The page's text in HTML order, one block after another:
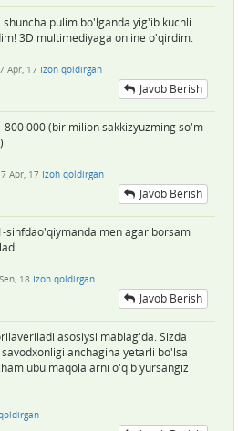
pulim bo'lganda yig'ib kuchli
3D multimediyaga online o'qirdim.
Apr, 17 Izoh qoldirgan
Javob Berish
800 000 (bir milion sakkizyuzming so'm
Apr, 17 Izoh qoldirgan
Javob Berish
sinfdao'qiymanda men agar borsam
18 Izoh qoldirgan
Javob Berish
asosiysi mablag'da. Sizda
anchagina yetarli bo'lsa
ubu maqolalarni o'qib yursangiz